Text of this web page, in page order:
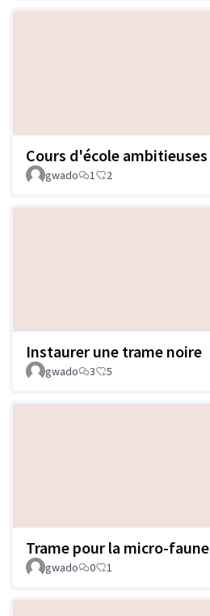
Cours d'école ambitieuses
gwado 1 2
Instaurer une trame noire
gwado 3 5
Trame pour la micro-faune
gwado 0 1